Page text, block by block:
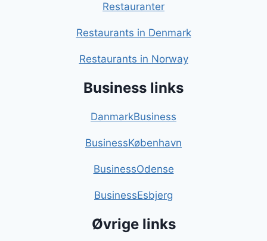
Restauranter
Restaurants in Denmark
Restaurants in Norway
Business links
DanmarkBusiness
BusinessKøbenhavn
BusinessOdense
BusinessEsbjerg
Øvrige links